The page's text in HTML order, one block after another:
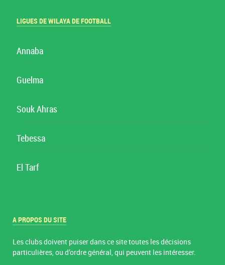
LIGUES DE WILAYA DE FOOTBALL
Annaba
Guelma
Souk Ahras
Tebessa
El Tarf
A PROPOS DU SITE
Les clubs doivent puiser dans ce site toutes les décisions
particulières, ou d’ordre général, qui peuvent les intéresser.